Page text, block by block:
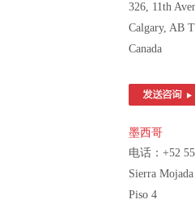
326, 11th
Calgary, AB
Canada
墨西哥
电话：+52
Sierra
Piso 4